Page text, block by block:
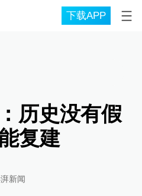
下载APP
历史没有假
复建
新闻